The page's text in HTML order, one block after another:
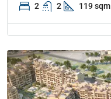
2 2 119 sqm